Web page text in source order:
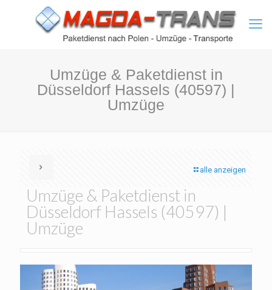
Umzüge & Paketdienst in
Düsseldorf Hassels (40597) |
Umzüge
alle anzeigen
Umzüge & Paketdienst in
Düsseldorf Hassels (40597) |
Umzüge